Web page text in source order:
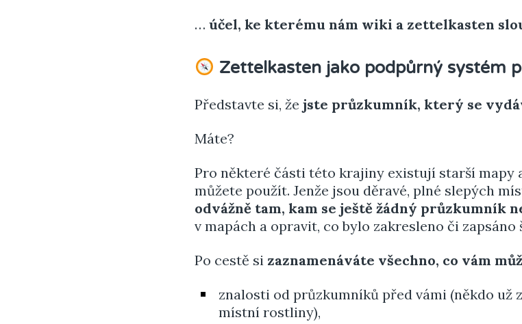
… účel, ke kterému nám wiki a zettelkasten
Zettelkasten jako podpůrný systém
Představte si, že jste průzkumník, který se
Máte?
Pro některé části této krajiny existují starší mapy
můžete použít. Jenže jsou děravé, plné slepých
odvážně tam, kam se ještě žádný průzkumník
v mapách a opravit, co bylo zakresleno či zapsáno
Po cestě si zaznamenáváte všechno, co vám
znalosti od průzkumníků před vámi (někdo už
místní rostliny),